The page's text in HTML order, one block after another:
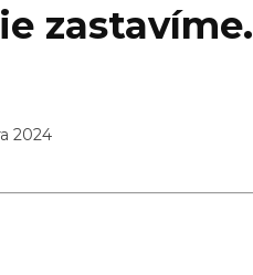
zastavíme.
2024